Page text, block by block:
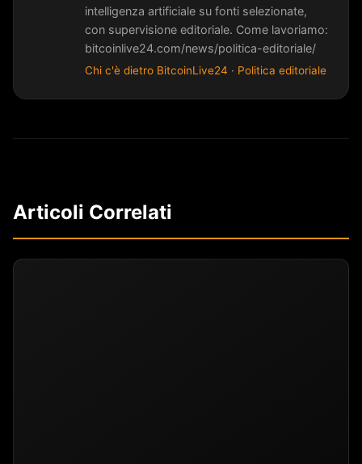
intelligenza artificiale su fonti selezionate,
con supervisione editoriale. Come lavoriamo:
bitcoinlive24.com/news/politica-editoriale/
Chi c'è dietro BitcoinLive24 · Politica editoriale
Articoli Correlati